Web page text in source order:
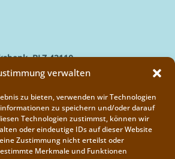
verwalten
zu bieten, verwenden wir Technologien
zu speichern und/oder darauf
Technologien zustimmst, können wir
oder eindeutige IDs auf dieser Website
Zustimmung nicht erteilst oder
Merkmale und Funktionen
BLZ 42110
0421 5000 0000